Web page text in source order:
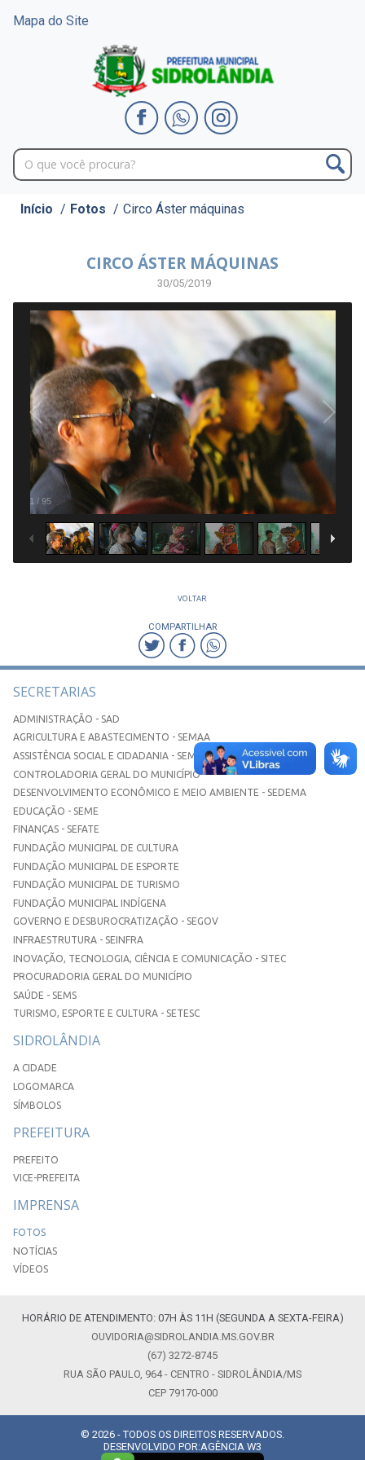
Mapa do Site
Início / Fotos / Circo Áster máquinas
CIRCO ÁSTER MÁQUINAS
30/05/2019
1 / 95
VOLTAR
COMPARTILHAR
SECRETARIAS
ADMINISTRAÇÃO - SAD
AGRICULTURA E ABASTECIMENTO - SEMAA
ASSISTÊNCIA SOCIAL E CIDADANIA - SEMASC
CONTROLADORIA GERAL DO MUNICÍPIO
DESENVOLVIMENTO ECONÔMICO E MEIO AMBIENTE - SEDEMA
EDUCAÇÃO - SEME
FINANÇAS - SEFATE
FUNDAÇÃO MUNICIPAL DE CULTURA
FUNDAÇÃO MUNICIPAL DE ESPORTE
FUNDAÇÃO MUNICIPAL DE TURISMO
FUNDAÇÃO MUNICIPAL INDÍGENA
GOVERNO E DESBUROCRATIZAÇÃO - SEGOV
INFRAESTRUTURA - SEINFRA
INOVAÇÃO, TECNOLOGIA, CIÊNCIA E COMUNICAÇÃO - SITEC
PROCURADORIA GERAL DO MUNICÍPIO
SAÚDE - SEMS
TURISMO, ESPORTE E CULTURA - SETESC
SIDROLÂNDIA
A CIDADE
LOGOMARCA
SÍMBOLOS
PREFEITURA
PREFEITO
VICE-PREFEITA
IMPRENSA
FOTOS
NOTÍCIAS
VÍDEOS
HORÁRIO DE ATENDIMENTO: 07H ÀS 11H (SEGUNDA A SEXTA-FEIRA)
OUVIDORIA@SIDROLANDIA.MS.GOV.BR
(67) 3272-8745
RUA SÃO PAULO, 964 - CENTRO - SIDROLÂNDIA/MS
CEP 79170-000
© 2026 - TODOS OS DIREITOS RESERVADOS.
DESENVOLVIDO POR:AGÊNCIA W3